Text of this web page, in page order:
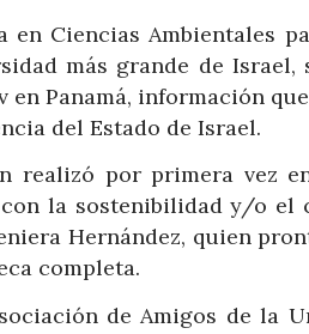
en Ciencias Ambientales
más grande de Israel,
en Panamá, información
del Estado de Israel.
por primera vez
la sostenibilidad y/o el
Hernández, quien
completa.
de Amigos de la